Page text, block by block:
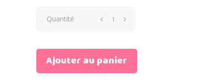
Quantité
Ajouter au panier